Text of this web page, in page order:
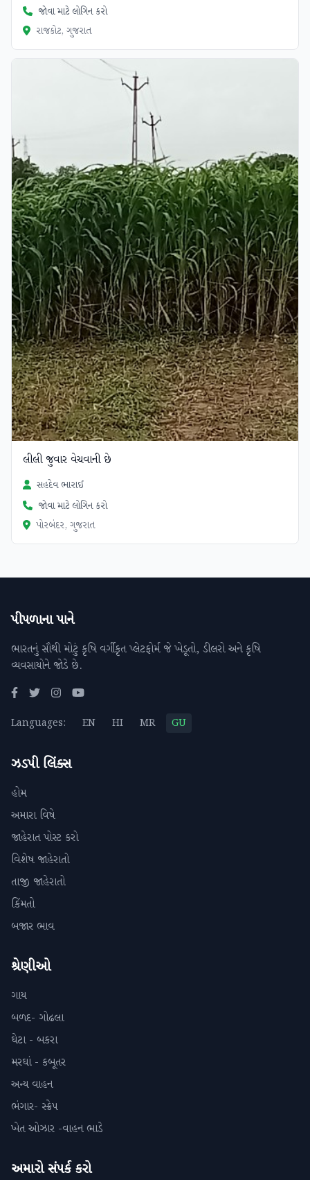
જોવા માટે લોગિન કરો
રાજકોટ, ગુજરાત
લીલી જુવાર વેચવાની છે
સહદેવ ભારાઈ
જોવા માટે લોગિન કરો
પોરબંદર, ગુજરાત
પીપળાના પાને
ભારતનું સૌથી મોટું કૃષિ વર્ગીકૃત પ્લેટફોર્મ જે ખેડૂતો, ડીલરો અને કૃષિ
વ્યવસાયોને જોડે છે.
Languages: EN HI MR GU
ઝડપી લિંક્સ
હોમ
અમારા વિષે
જાહેરાત પોસ્ટ કરો
વિશેષ જાહેરાતો
તાજી જાહેરાતો
કિંમતો
બજાર ભાવ
શ્રેણીઓ
ગાય
બળદ- ગોઢલા
ઘેટા - બકરા
મરઘાં - કબૂતર
અન્ય વાહન
ભંગાર- સ્ક્રેપ
ખેત ઓઝાર -વાહન ભાડે
અમારો સંપર્ક કરો